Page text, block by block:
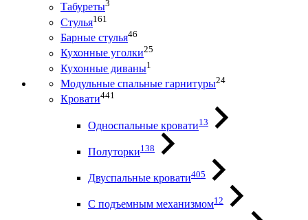
Табуреты3
Стулья161
Барные стулья46
Кухонные уголки25
Кухонные диваны1
Модульные спальные гарнитуры24
Кровати441
Односпальные кровати13
Полуторки138
Двуспальные кровати405
С подъемным механизмом12